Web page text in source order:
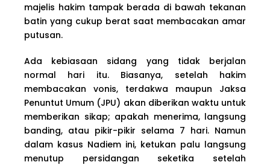
majelis hakim tampak berada di bawah tekanan
batin yang cukup berat saat membacakan amar
putusan.
Ada kebiasaan sidang yang tidak berjalan
normal hari itu. Biasanya, setelah hakim
membacakan vonis, terdakwa maupun Jaksa
Penuntut Umum (JPU) akan diberikan waktu untuk
memberikan sikap; apakah menerima, langsung
banding, atau pikir-pikir selama 7 hari. Namun
dalam kasus Nadiem ini, ketukan palu langsung
menutup persidangan seketika setelah